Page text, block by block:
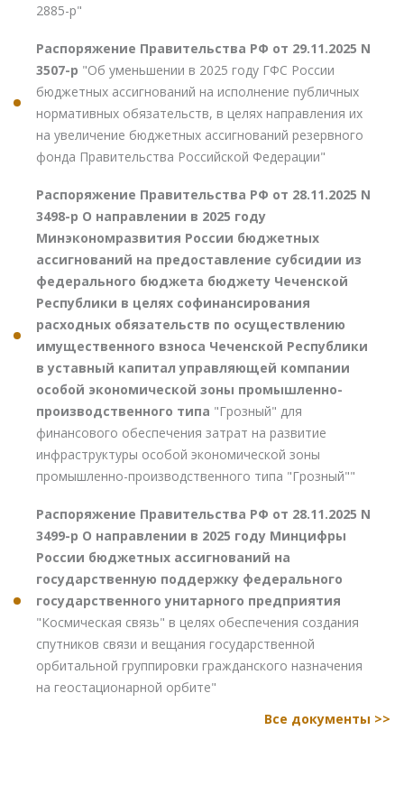
2885-р"
Распоряжение Правительства РФ от 29.11.2025 N
3507-р "Об уменьшении в 2025 году ГФС России
бюджетных ассигнований на исполнение публичных
нормативных обязательств, в целях направления их
на увеличение бюджетных ассигнований резервного
фонда Правительства Российской Федерации"
Распоряжение Правительства РФ от 28.11.2025 N
3498-р О направлении в 2025 году
Минэкономразвития России бюджетных
ассигнований на предоставление субсидии из
федерального бюджета бюджету Чеченской
Республики в целях софинансирования
расходных обязательств по осуществлению
имущественного взноса Чеченской Республики
в уставный капитал управляющей компании
особой экономической зоны промышленно-
производственного типа "Грозный" для
финансового обеспечения затрат на развитие
инфраструктуры особой экономической зоны
промышленно-производственного типа "Грозный""
Распоряжение Правительства РФ от 28.11.2025 N
3499-р О направлении в 2025 году Минцифры
России бюджетных ассигнований на
государственную поддержку федерального
государственного унитарного предприятия
"Космическая связь" в целях обеспечения создания
спутников связи и вещания государственной
орбитальной группировки гражданского назначения
на геостационарной орбите"
Все документы >>